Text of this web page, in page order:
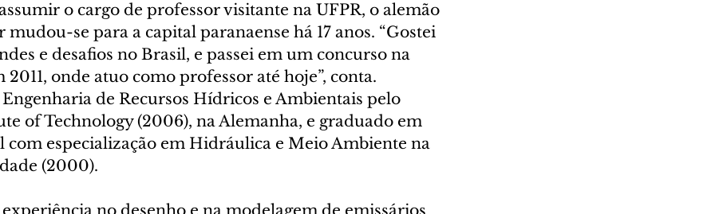
o cargo de professor visitante na UFPR, o alemão
mudou-se para a capital paranaense há 17 anos. “Gostei
e desafios no Brasil, e passei em um concurso na
onde atuo como professor até hoje”, conta.
de Recursos Hídricos e Ambientais pelo
of Technology (2006), na Alemanha, e graduado em
com especialização em Hidráulica e Meio Ambiente na
(2000).